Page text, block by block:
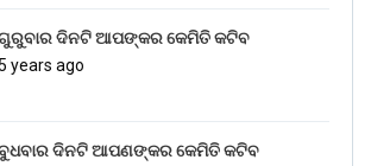
ଦିନଟି ଆପଙ୍କର କେମିତି କଟିବ
years ago
ଦିନଟି ଆପଣଙ୍କର କେମିତି କଟିବ